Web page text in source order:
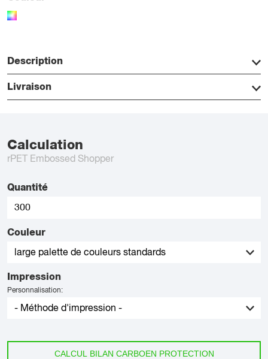
Description
Livraison
Calculation
rPET Embossed Shopper
Quantité
Couleur
Impression
Personnalisation:
CALCUL BILAN CARBOEN PROTECTION